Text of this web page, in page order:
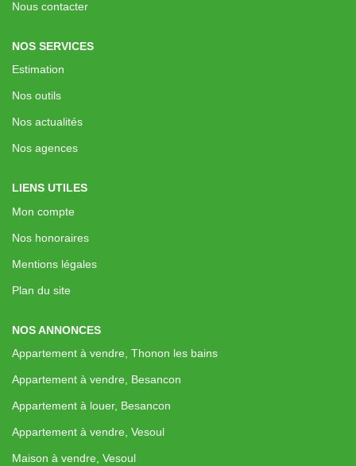
Nous contacter
NOS SERVICES
Estimation
Nos outils
Nos actualités
Nos agences
LIENS UTILES
Mon compte
Nos honoraires
Mentions légales
Plan du site
NOS ANNONCES
Appartement à vendre, Thonon les bains
Appartement à vendre, Besancon
Appartement à louer, Besancon
Appartement à vendre, Vesoul
Maison à vendre, Vesoul